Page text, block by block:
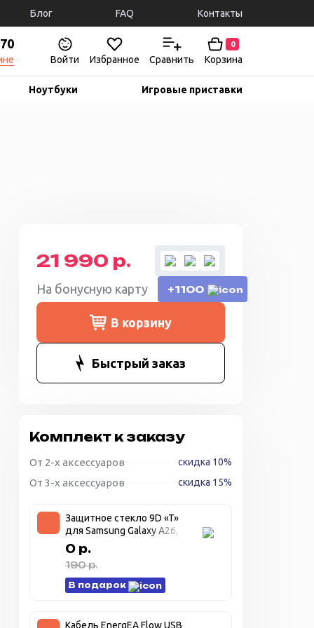
Блог FAQ Контакты
Войти Избранное Сравнить
0
Корзина
Ноутбуки Игровые приставки
21 990 р.
На бонусную карту +1100
В корзину
Быстрый заказ
Комплект к заказу
От 2-х аксессуаров скидка 10%
От 3-х аксессуаров скидка 15%
Защитное стекло 9D «T»
для Samsung Galaxy A26,
прозрачное + чёрная
рамка
0 р.
190 р.
В подарок
Кабель EnergEA Flow USB